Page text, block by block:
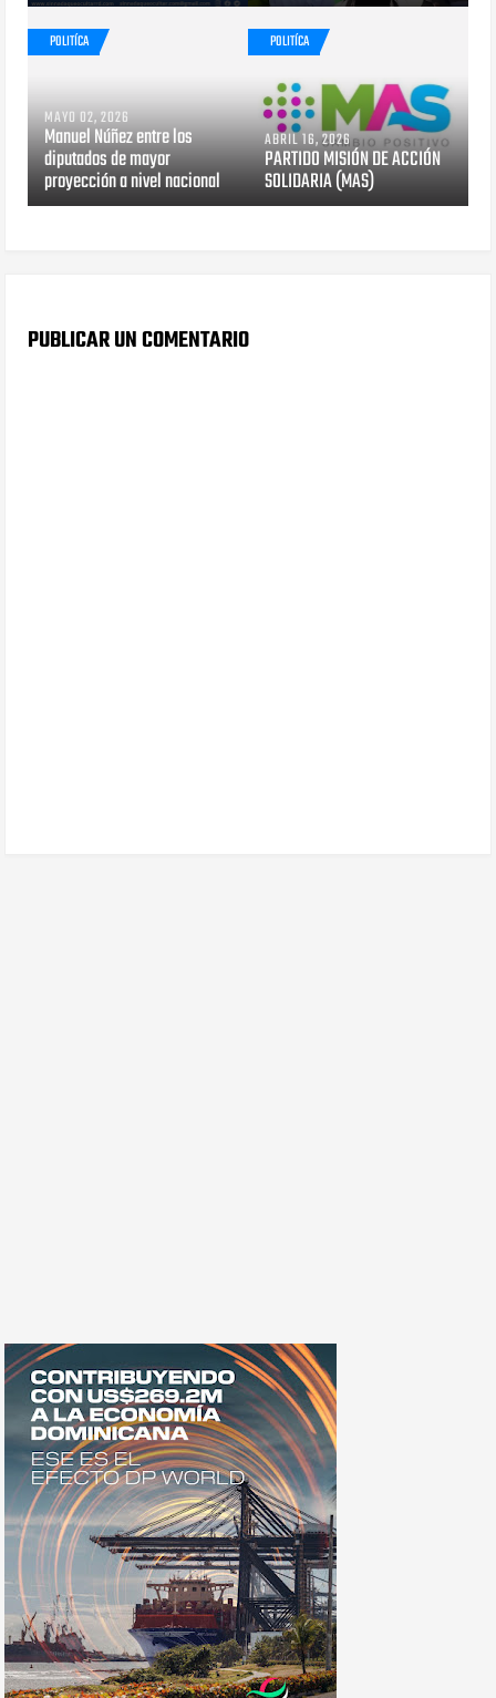
POLITÍCA
MAYO 02, 2026
Manuel Núñez entre los
diputados de mayor
proyección a nivel nacional
POLITÍCA
ABRIL 16, 2026
PARTIDO MISIÓN DE ACCIÓN
SOLIDARIA (MAS)
PUBLICAR UN COMENTARIO